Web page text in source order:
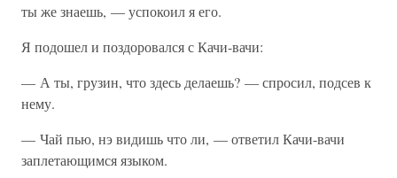
ты же знаешь, — успокоил я его.
Я подошел и поздоровался с Качи-вачи:
— А ты, грузин, что здесь делаешь? — спросил, подсев к
нему.
— Чай пью, нэ видишь что ли, — ответил Качи-вачи
заплетающимся языком.